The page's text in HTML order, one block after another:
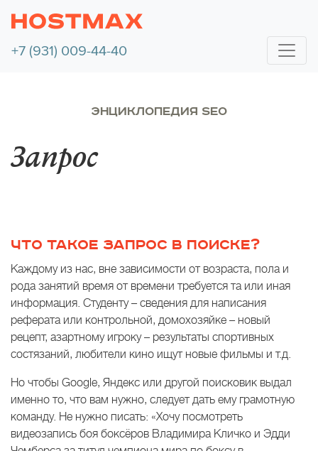
+7 (931) 009-44-40
ЭНЦИКЛОПЕДИЯ SEO
Запрос
ЧТО ТАКОЕ ЗАПРОС В ПОИСКЕ?
Каждому из нас, вне зависимости от возраста, пола и
рода занятий время от времени требуется та или иная
информация. Студенту – сведения для написания
реферата или контрольной, домохозяйке – новый
рецепт, азартному игроку – результаты спортивных
состязаний, любители кино ищут новые фильмы и т.д.
Но чтобы Google, Яндекс или другой поисковик выдал
именно то, что вам нужно, следует дать ему грамотную
команду. Не нужно писать: «Хочу посмотреть
видеозапись боя боксёров Владимира Кличко и Эдди